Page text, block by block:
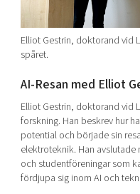
Elliot Gestrin, doktorand vid
spåret.
AI-Resan med Elliot
Elliot Gestrin, doktorand vid
forskning. Han beskrev hur
potential och började sin
elektroteknik. Han avslutade
och studentföreningar som
fördjupa sig inom AI och